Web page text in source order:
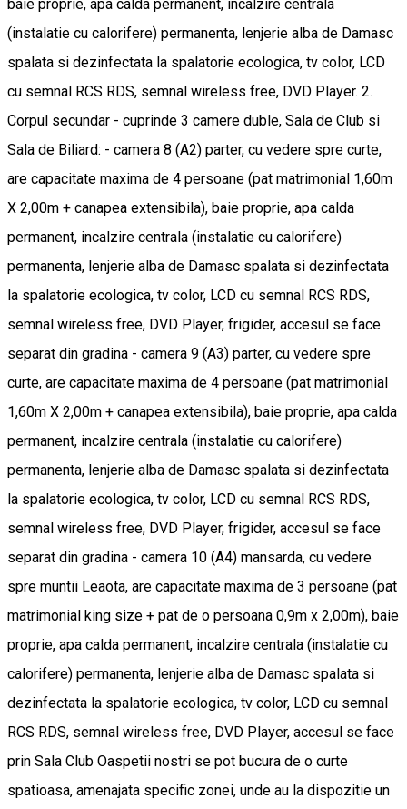
baie proprie, apa calda permanent, incalzire centrala
(instalatie cu calorifere) permanenta, lenjerie alba de Damasc
spalata si dezinfectata la spalatorie ecologica, tv color, LCD
cu semnal RCS RDS, semnal wireless free, DVD Player. 2.
Corpul secundar - cuprinde 3 camere duble, Sala de Club si
Sala de Biliard: - camera 8 (A2) parter, cu vedere spre curte,
are capacitate maxima de 4 persoane (pat matrimonial 1,60m
X 2,00m + canapea extensibila), baie proprie, apa calda
permanent, incalzire centrala (instalatie cu calorifere)
permanenta, lenjerie alba de Damasc spalata si dezinfectata
la spalatorie ecologica, tv color, LCD cu semnal RCS RDS,
semnal wireless free, DVD Player, frigider, accesul se face
separat din gradina - camera 9 (A3) parter, cu vedere spre
curte, are capacitate maxima de 4 persoane (pat matrimonial
1,60m X 2,00m + canapea extensibila), baie proprie, apa calda
permanent, incalzire centrala (instalatie cu calorifere)
permanenta, lenjerie alba de Damasc spalata si dezinfectata
la spalatorie ecologica, tv color, LCD cu semnal RCS RDS,
semnal wireless free, DVD Player, frigider, accesul se face
separat din gradina - camera 10 (A4) mansarda, cu vedere
spre muntii Leaota, are capacitate maxima de 3 persoane (pat
matrimonial king size + pat de o persoana 0,9m x 2,00m), baie
proprie, apa calda permanent, incalzire centrala (instalatie cu
calorifere) permanenta, lenjerie alba de Damasc spalata si
dezinfectata la spalatorie ecologica, tv color, LCD cu semnal
RCS RDS, semnal wireless free, DVD Player, accesul se face
prin Sala Club Oaspetii nostri se pot bucura de o curte
spatioasa, amenajata specific zonei, unde au la dispozitie un